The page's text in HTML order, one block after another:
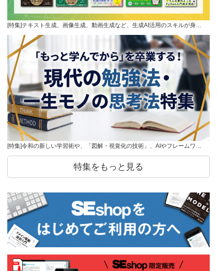
[特集]テキスト生成、画像生成、動画生成など、生成AI活用のスキルが身…
[特集]令和の新しい学習術や、「図解・視覚化の技術」、AIやフレームワ…
特集をもっと見る